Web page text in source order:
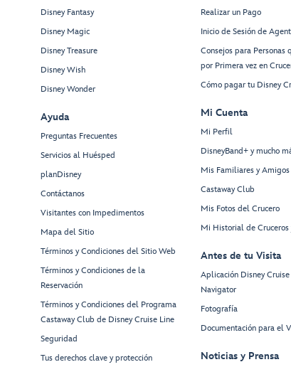
Preludes
Skipper Society
Royal
Regalia
Disney Fantasy
Disney Magic
Disney Treasure
Disney Wish
Disney Wonder
Ayuda
Preguntas Frecuentes
Servicios al Huésped
planDisney
Contáctanos
Visitantes con Impedimentos
Mapa del Sitio
Términos y Condiciones del Sitio Web
Términos y Condiciones de la
Reservación
Términos y Condiciones del Programa
Castaway Club de Disney Cruise Line
Seguridad
Tus derechos clave y protección
Realizar un Pago
Inicio de Sesión de
Consejos para Personas
por Primera vez en
Cómo pagar tu Disney
Mi Cuenta
Mi Perfil
DisneyBand+ y mucho
Mis Familiares y Amigos
Castaway Club
Mis Fotos del Crucero
Mi Historial de Cruceros
Antes de tu Visita
Aplicación Disney
Navigator
Fotografía
Documentación para el
Noticias y Prensa